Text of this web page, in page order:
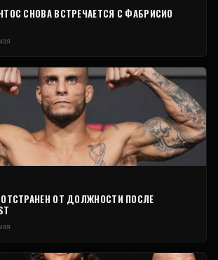
СНОВА ВСТРЕЧАЕТСЯ С ФАБРИСИО
ОТ ДОЛЖНОСТИ ПОСЛЕ